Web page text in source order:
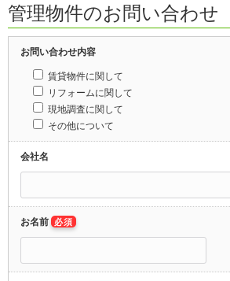
管理物件のお問い合わせ
お問い合わせ内容
賃貸物件に関して
リフォームに関して
現地調査に関して
その他について
会社名
お名前 必須